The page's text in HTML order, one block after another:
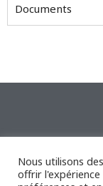
Documents
Espace
Nous utilisons
offrir